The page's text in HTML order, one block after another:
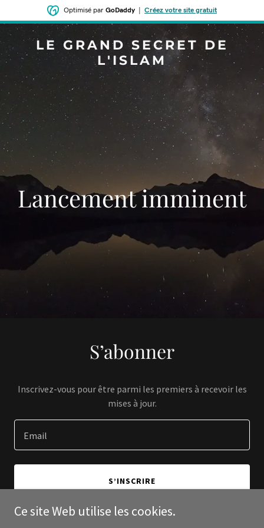
Optimisé par GoDaddy Créez votre site gratuit
LE GRAND SECRET DE
L'ISLAM
Lancement imminent
S’abonner
Inscrivez-vous pour être parmi les premiers à recevoir les
mises à jour.
Email
S’INSCRIRE
Ce site Web utilise les cookies.